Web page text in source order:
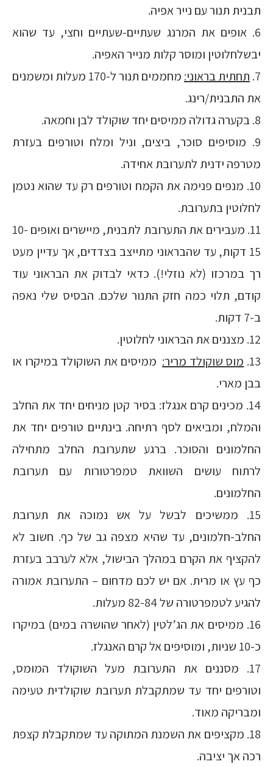
תבנית תנור עם נייר אפיה.
6. אופים את המרנג שעתיים-שעתיים וחצי, עד שהוא
יבשלחלוטין ומוסר קלות מנייר האפיה.
7. תחתית בראוני:
מחממים תנור ל-170 מעלות ומשמנים
את התבנית/רינג.
8. בקערה גדולה ממיסים יחד שוקולד לבן וחמאה.
9. מוסיפים סוכר, ביצים, וניל ומלח וטורפים בעזרת
מטרפה ידנית לתערובת אחידה.
10. מנפים פנימה את הקמח וטורפים רק עד שהוא נטמן
לחלוטין בתערובת.
11. מעבירים את התערובת לתבנית, מיישרים ואופים 10-
15 דקות, עד שהבראוני מתייצב בצדדים, אך עדיין מעט
רך במרכזו (לא נוזלי!). כדאי לבדוק את הבראוני עוד
קודם, תלוי כמה חזק התנור שלכם. הבסיס שלי נאפה
ב-7 דקות.
12. מצננים את הבראוני לחלוטין.
13. מוס שוקולד מריר: ממיסים את השוקולד במיקרו או
בבן מארי.
14. מכינים קרם אנגלז: בסיר קטן מניחים יחד את החלב
והמלח, ומביאים לסף רתיחה. בינתיים טורפים יחד את
החלמונים והסוכר. ברגע שתערובת החלב מתחילה
לרתוח עושים השוואת טמפרטורות עם תערובת
החלמונים.
15. ממשיכים לבשל על אש נמוכה את תערובת
החלב-חלמונים, עד שהיא מצפה גב של כף. חשוב לא
להקציף את הקרם במהלך הבישול, אלא לערבב בעזרת
כף עץ או מרית. אם יש לכם מדחום – התערובת אמורה
להגיע לטמפרטורה של 82-84 מעלות.
16. ממיסים את הג’לטין (לאחר שהושרה במים) במיקרו
כ-10 שניות, ומוסיפים אל קרם האנגלז.
17. מסננים את התערובת מעל השוקולד המומס,
וטורפים יחד עד שמתקבלת תערובת שוקולדית טעימה
ומבריקה מאוד.
18. מקציפים את השמנת המתוקה עד שמתקבלת קצפת
רכה אך יציבה.